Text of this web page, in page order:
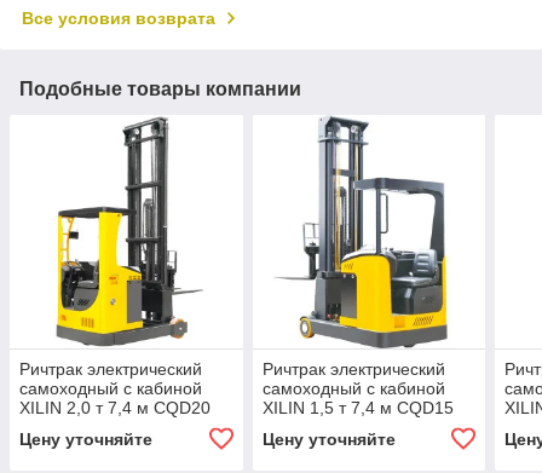
Все условия возврата
Подобные товары компании
Ричтрак электрический
самоходный с кабиной
XILIN 2,0 т 7,4 м CQD20
Цену уточняйте
Ричтрак электрический
самоходный с кабиной
XILIN 1,5 т 7,4 м CQD15
Цену уточняйте